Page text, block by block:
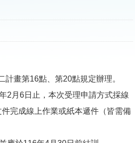
畫第16點、第20點規定辦理。
2月6日止，本次受理申請方式採線
完成線上作業或紙本遞件（皆需備